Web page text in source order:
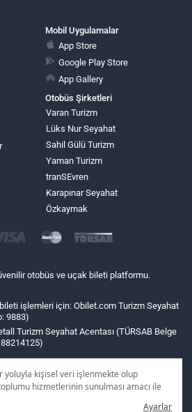
yoluyla kişisel veri işlenmekte olup
hizmetlerinin sunulması amacı ile
doğrultusunda size özel
Ayarlar
Mobil Uygulamalar
App Store
Google Play Store
App Gallery
Otobüs Şirketleri
Varan Turizm
Lüks Nur Seyahat
Sahil Gülü Turizm
Yaman Turizm
tranSEvren
Karapınar Seyahat
Özkaymak
otobüs ve uçak bileti platformu.
işlemleri için: Obilet.com Turizm Seyahat
9883)
Turizm Seyahat Acentası (TÜRSAB Belge